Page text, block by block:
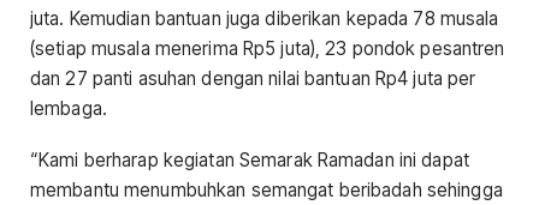
juta. Kemudian bantuan juga diberikan kepada 78 musala
(setiap musala menerima Rp5 juta), 23 pondok pesantren
dan 27 panti asuhan dengan nilai bantuan Rp4 juta per
lembaga.
“Kami berharap kegiatan Semarak Ramadan ini dapat
membantu menumbuhkan semangat beribadah sehingga